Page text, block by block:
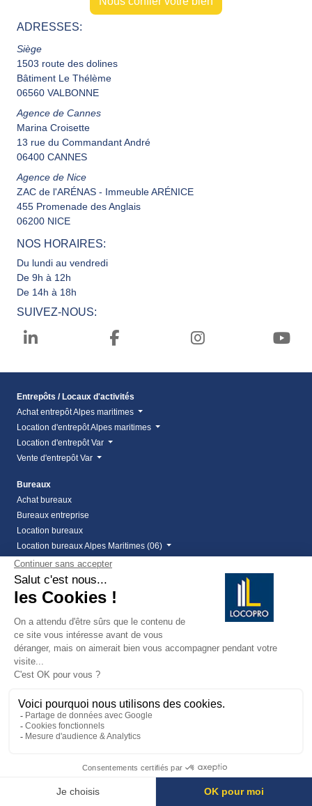
ADRESSES:
Siège
1503 route des dolines
Bâtiment Le Thélème
06560 VALBONNE
Agence de Cannes
Marina Croisette
13 rue du Commandant André
06400 CANNES
Agence de Nice
ZAC de l'ARÉNAS - Immeuble ARÉNICE
455 Promenade des Anglais
06200 NICE
NOS HORAIRES:
Du lundi au vendredi
De 9h à 12h
De 14h à 18h
SUIVEZ-NOUS:
Entrepôts / Locaux d'activités
Achat entrepôt Alpes maritimes
Location d'entrepôt Alpes maritimes
Location d'entrepôt Var
Vente d'entrepôt Var
Bureaux
Achat bureaux
Bureaux entreprise
Location bureaux
Location bureaux Alpes Maritimes (06)
Location bureaux Var (83)
Vente bureaux Alpes Maritimes (06)
Vente bureaux Var (83)
Locaux commerciaux
Achat local commercial
Cession de bail
Cession de bail Alpes Maritimes
Cession de bail fréjus
Droit au bail Cannes
Droit au bail Cannes la Bocca
Droit au bail Mandelieu
Location local commercial Alpes Maritimes
Location local commercial Var